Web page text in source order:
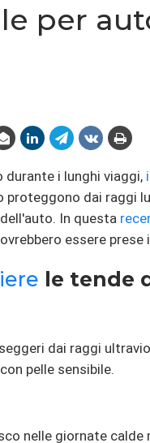
per
i lunghi viaggi,
proteggono dai raggi
In questa
essere prese
le tende
dai raggi
pelle sensibile.
nelle giornate calde